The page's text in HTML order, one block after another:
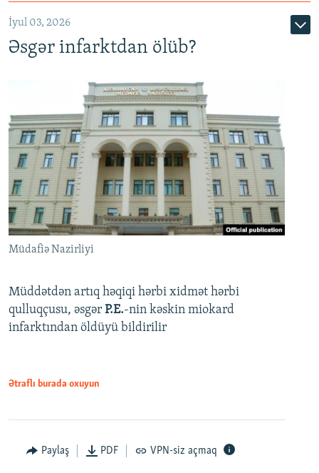
720p 1080p
İyul 03, 2026
Əsgər infarktdan ölüb?
Müdafiə Nazirliyi
Müddətdən artıq həqiqi hərbi xidmət hərbi
qulluqçusu, əsgər P.E.-nin kəskin miokard
infarktından öldüyü bildirilir
Ətraflı burada oxuyun
Paylaş PDF VPN-siz açmaq